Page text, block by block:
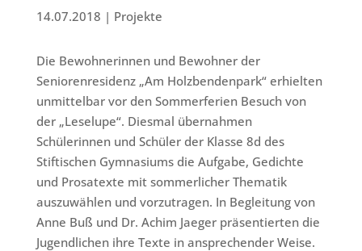
14.07.2018 | Projekte
Die Bewohnerinnen und Bewohner der
Seniorenresidenz „Am Holzbendenpark“ erhielten
unmittelbar vor den Sommerferien Besuch von
der „Leselupe“. Diesmal übernahmen
Schülerinnen und Schüler der Klasse 8d des
Stiftischen Gymnasiums die Aufgabe, Gedichte
und Prosatexte mit sommerlicher Thematik
auszuwählen und vorzutragen. In Begleitung von
Anne Buß und Dr. Achim Jaeger präsentierten die
Jugendlichen ihre Texte in ansprechender Weise.